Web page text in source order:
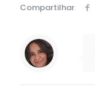
Compartilhar